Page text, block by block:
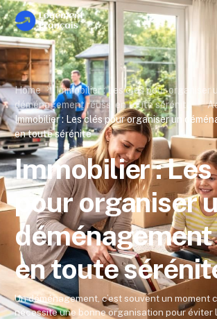
Home
Immobilier : Les clés pour organiser
déménagement réussi en toute sérénité
Immobilier : Les clés pour organiser un
en toute sérénité
Immobilier :
pour organiser
en toute
Un déménagement, c’est souvent un moment
nécessite une bonne organisation pour éviter